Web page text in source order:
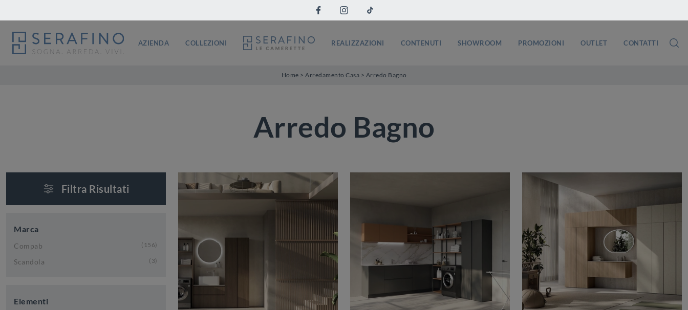
AZIENDA COLLEZIONI REALIZZAZIONI CONTENUTI SHOWROOM PROMOZIONI OUTLET CONTATTI
Home > Arredamento Casa > Arredo Bagno
Arredo Bagno
Filtra Risultati
Marca
Compab 156
Scandola 3
Elementi